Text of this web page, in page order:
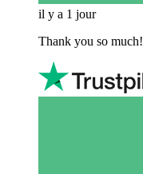
il y a 1 jour
Thank you so much!